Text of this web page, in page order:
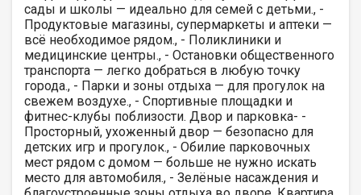
сады и школы — идеально для семей с детьми., -
Продуктовые магазины, супермаркеты и аптеки —
всё необходимое рядом., - Поликлиники и
медицинские центры., - Остановки общественного
транспорта — легко добраться в любую точку
города., - Парки и зоны отдыха — для прогулок на
свежем воздухе., - Спортивные площадки и
фитнес-клубы поблизости. Двор и парковка- -
Просторный, ухоженный двор — безопасно для
детских игр и прогулок., - Обилие парковочных
мест рядом с домом — больше не нужно искать
место для автомобиля., - Зелёные насаждения и